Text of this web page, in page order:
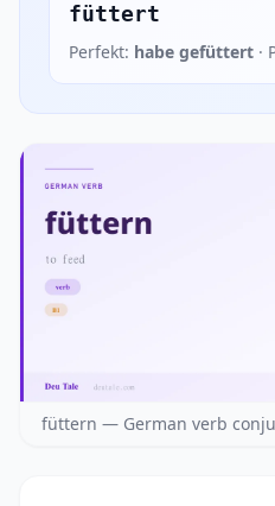
füttert
Perfekt: habe gefüttert ·
füttern — German verb